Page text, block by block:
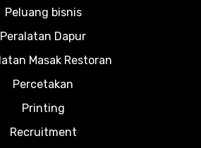
Peluang bisnis
Peralatan Dapur
Masak Restoran
Percetakan
Printing
Recruitment